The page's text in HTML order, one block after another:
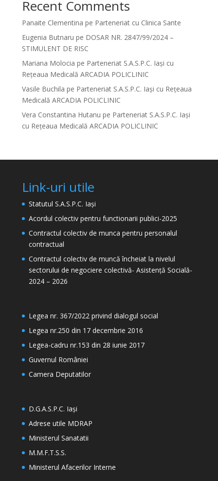
Recent Comments
Panaite Clementina pe Parteneriat cu Clinica Sante
Eugenia Butnaru pe DOSAR NR. 2847/99/2024 –
STIMULENT DE RISC
Mariana Molocia pe Parteneriat S.A.S.P.C. Iași cu
Rețeaua Medicală ARCADIA POLICLINIC
Vasile Buchila pe Parteneriat S.A.S.P.C. Iași cu Rețeaua
Medicală ARCADIA POLICLINIC
Vera Constantina Hutanu pe Parteneriat S.A.S.P.C. Iași
cu Rețeaua Medicală ARCADIA POLICLINIC
Link-uri utile
Statutul S.A.S.P.C. Iași
Acordul colectiv pentru functionarii publici-2025
Contractul colectiv de munca pentru personalul
contractual
Contractul colectiv de muncă încheiat la nivelul
sectorului de negociere colectivă- Asistență Socială-
2024 – 2026
Legea nr. 367/2022 privind dialogul social
Legea nr.250 din 17 decembrie 2016
Legea-cadru nr.153 din 28 iunie 2017
Guvernul României
Camera Deputatilor
D.G.A.S.P.C. Iași
Adrese utile MDRAP
Ministerul Sanatatii
M.M.F.T.S.S.
Ministerul Afacerilor Interne